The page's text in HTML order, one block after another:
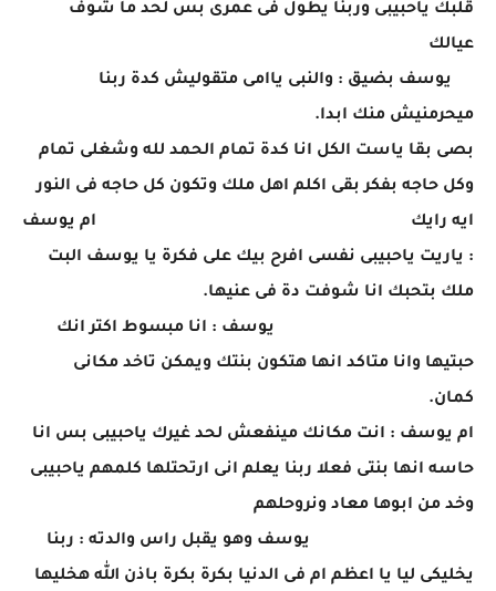
قلبك ياحبيبى وربنا يطول فى عمرى بس لحد ما شوف
عيالك
يوسف بضيق : والنبى ياامى متقوليش كدة ربنا
ميحرمنيش منك ابدا.
بصى بقا ياست الكل انا كدة تمام الحمد لله وشغلى تمام
وكل حاجه بفكر بقى اكلم اهل ملك وتكون كل حاجه فى النور
ايه رايك ام يوسف
: ياريت ياحبيبى نفسى افرح بيك على فكرة يا يوسف البت
ملك بتحبك انا شوفت دة فى عنيها.
يوسف : انا مبسوط اكتر انك
حبتيها وانا متاكد انها هتكون بنتك ويمكن تاخد مكانى
كمان.
ام يوسف : انت مكانك مينفعش لحد غيرك ياحبيبى بس انا
حاسه انها بنتى فعلا ربنا يعلم انى ارتحتلها كلمهم ياحبيبى
وخد من ابوها معاد ونروحلهم
يوسف وهو يقبل راس والدته : ربنا
يخليكى ليا يا اعظم ام فى الدنيا بكرة بكرة باذن الله هخليها